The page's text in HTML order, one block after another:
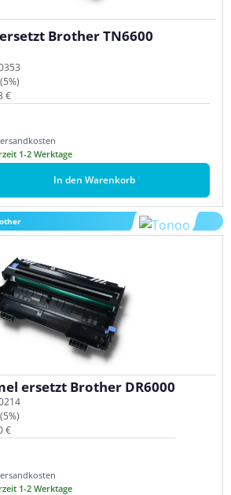
Brother TN6600
€
1-2 Werktage
In den Warenkorb
ersetzt Brother DR6000
€
1-2 Werktage